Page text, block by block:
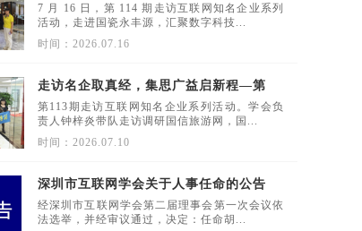
会第 114 期走访国瓷永丰源
7 月 16 日，第 114 期走访互联网知名企业系列
活动，走进国瓷永丰源，汇聚数字科技...
时间：2026.07.16
走访名企取真经，集思广益启新程—第
113期走访互联网知名企业系列活动 聚力
赋能第二届工作提质增效
第113期走访互联网知名企业系列活动。学会负
责人钟梓炎带队走访调研国信旅游网，国...
时间：2026.07.10
深圳市互联网学会关于人事任命的公告
经深圳市互联网学会第二届理事会第一次会议依
法选举，并经审议通过，决定：任命胡...